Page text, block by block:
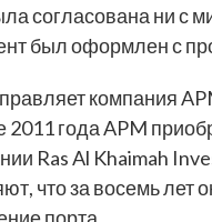
согласована ни с
был оформлен с
компания
года APM
Ras Al Khaimah
что за восемь